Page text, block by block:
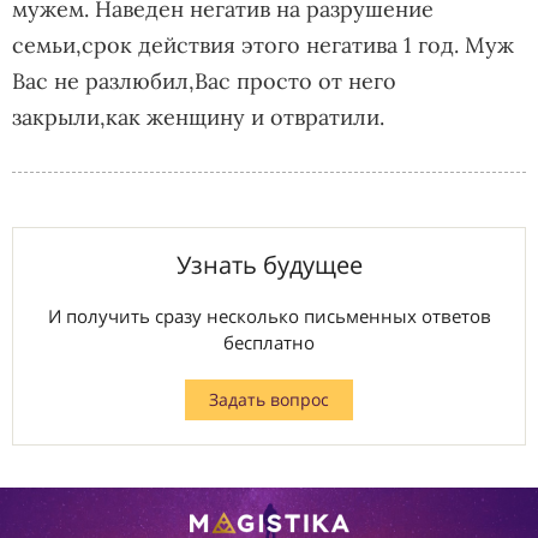
мужем. Наведен негатив на разрушение
семьи,срок действия этого негатива 1 год. Муж
Вас не разлюбил,Вас просто от него
закрыли,как женщину и отвратили.
Узнать будущее
И получить сразу несколько письменных ответов
бесплатно
Задать вопрос